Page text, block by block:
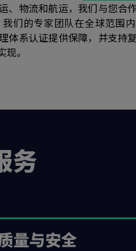
、物流和航运，我们与您合
们的专家团队在全球范围
体系认证提供保障，并支持
。
务
量与安全